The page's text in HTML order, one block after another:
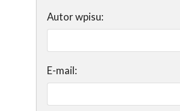
Autor wpisu:
E-mail: